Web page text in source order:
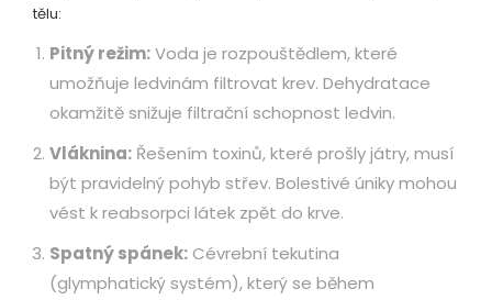
tělu:
Pitný režim:Voda je rozpouštědlem, které
umožňuje ledvinám filtrovat krev. Dehydratace
okamžitě snižuje filtrační schopnost ledvin.
Vláknina: Řešením toxinů, které prošly játry, musí
být pravidelný pohyb střev. Bolestivé úniky mohou
vést k reabsorpci látek zpět do krve.
Spatný spánek: Cévrební tekutina
(glymphatický systém), který se během